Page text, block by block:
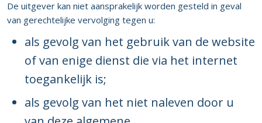
De uitgever kan niet aansprakelijk worden gesteld in geval
van gerechtelijke vervolging tegen u:
als gevolg van het gebruik van de website
of van enige dienst die via het internet
toegankelijk is;
als gevolg van het niet naleven door u